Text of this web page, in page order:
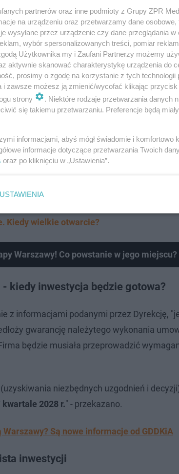
pobiegnie po zachodniej stronie miasta
stronę. Dostaną się na nią poprzez
do Iłży, odcinek ma zostać
m.in. nowa konstrukcja drogi,
rowerowe, zatoki autobusowe i
Kiedy wielkie otwarcie?
Warszawy! Co powstanie w jego miejscu?
kiedy inwestycja będzie gotowa?
z informacjami podanymi przez Dyrekcję,
gwarancję należytego wykonania
będzie musiała przeprowadzić
niezbędnych uzgodnień i
kwartale 2028 r." - przekazano.
Są nowe informacje od GDDKiA
inwestycji
partnerów oraz inne podmioty z Grupy ZPR
na urządzeniu oraz przetwarzamy dane
wysyłane przez urządzenie czy dane przeglądania w
wybór spersonalizowanych treści, pomiar
Użytkownika my i Zaufani Partnerzy możemy
aktywnie skanować charakterystykę urządzenia do
prosimy o zgodę na korzystanie z tych technologii
i zawsze możesz ją zmienić/wycofać klikając
strony
. Niektóre rodzaje przetwarzania danych
się takiemu przetwarzaniu. Preferencje będą
informacjami, abyś mógł świadomie i
informacje dotyczące przetwarzania Twoich
oraz po kliknięciu w „Ustawienia”.
USTAWIENIA